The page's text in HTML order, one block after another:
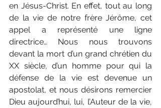
en Jésus-Christ. En effet, tout au long
de la vie de notre frère Jérôme, cet
appel a représenté une ligne
directrice… Nous nous trouvons
devant la mort d’un grand chrétien du
XX siècle, d’un homme pour qui la
défense de la vie est devenue un
apostolat, et nous désirons remercier
Dieu aujourd’hui, lui, l’Auteur de la vie,